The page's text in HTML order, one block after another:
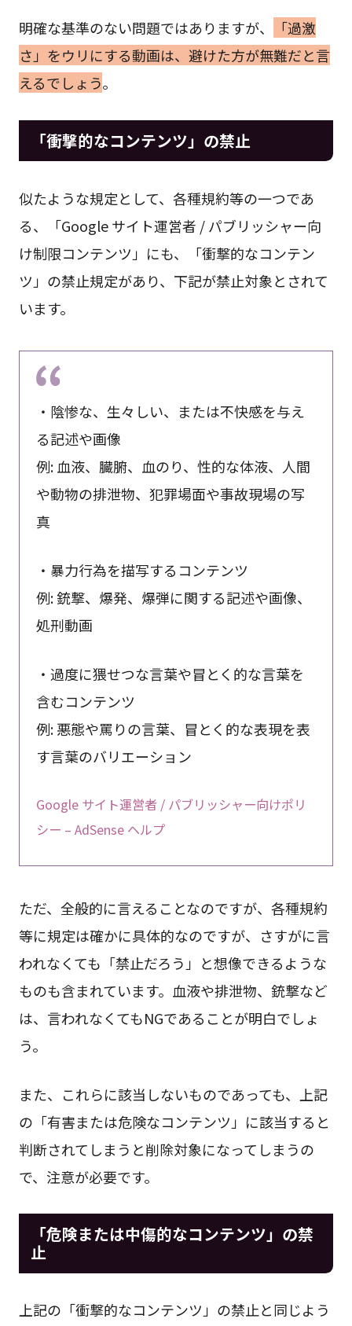
明確な基準のない問題ではありますが、
「過激
さ」をウリにする動画は、避けた方が無難だと言
えるでしょう。
「衝撃的なコンテンツ」の禁止
似たような規定として、各種規約等の一つであ
る、「Google サイト運営者 / パブリッシャー向
け制限コンテンツ」にも、「衝撃的なコンテン
ツ」の禁止規定があり、下記が禁止対象とされて
います。
・陰惨な、生々しい、または不快感を与え
る記述や画像
例: 血液、臓腑、血のり、性的な体液、人間
や動物の排泄物、犯罪場面や事故現場の写
真
・暴力行為を描写するコンテンツ
例: 銃撃、爆発、爆弾に関する記述や画像、
処刑動画
・過度に猥せつな言葉や冒とく的な言葉を
含むコンテンツ
例: 悪態や罵りの言葉、冒とく的な表現を表
す言葉のバリエーション
Google サイト運営者 / パブリッシャー向けポリ
シー – AdSense ヘルプ
ただ、全般的に言えることなのですが、各種規約
等に規定は確かに具体的なのですが、さすがに言
われなくても「禁止だろう」と想像できるような
ものも含まれています。血液や排泄物、銃撃など
は、言われなくてもNGであることが明白でしょ
う。
また、これらに該当しないものであっても、上記
の「有害または危険なコンテンツ」に該当すると
判断されてしまうと削除対象になってしまうの
で、注意が必要です。
「危険または中傷的なコンテンツ」の禁
止
上記の「衝撃的なコンテンツ」の禁止と同じよう